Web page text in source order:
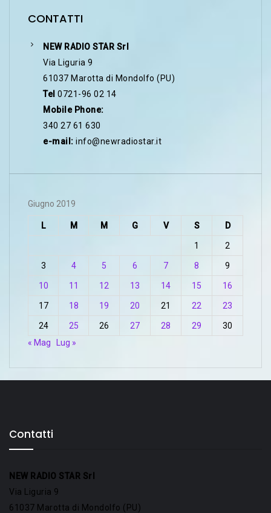
CONTATTI
NEW RADIO STAR Srl
Via Liguria 9
61037 Marotta di Mondolfo (PU)
Tel 0721-96 02 14
Mobile Phone:
340 27 61 630
e-mail: info@newradiostar.it
Giugno 2019
L M M G V S D
1 2
3 4 5 6 7 8 9
10 11 12 13 14 15 16
17 18 19 20 21 22 23
24 25 26 27 28 29
30
« Mag
Lug »
Contatti
NEW RADIO STAR Srl
Via Liguria 9
61037 Marotta di Mondolfo (PU)